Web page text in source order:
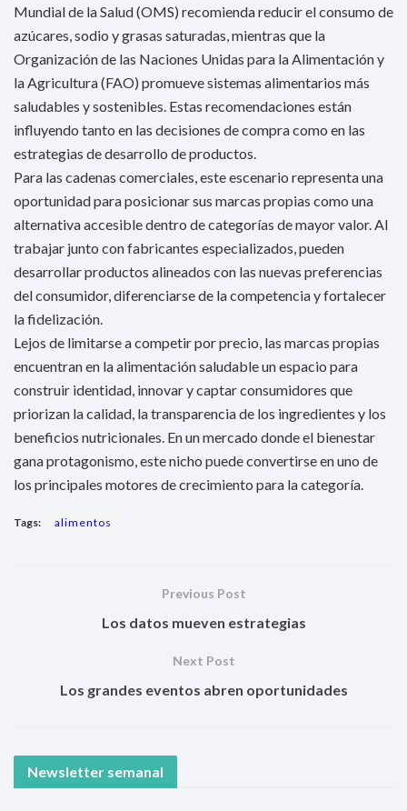
Mundial de la Salud (OMS) recomienda reducir el consumo de
azúcares, sodio y grasas saturadas, mientras que la
Organización de las Naciones Unidas para la Alimentación y
la Agricultura (FAO) promueve sistemas alimentarios más
saludables y sostenibles. Estas recomendaciones están
influyendo tanto en las decisiones de compra como en las
estrategias de desarrollo de productos.
Para las cadenas comerciales, este escenario representa una
oportunidad para posicionar sus marcas propias como una
alternativa accesible dentro de categorías de mayor valor. Al
trabajar junto con fabricantes especializados, pueden
desarrollar productos alineados con las nuevas preferencias
del consumidor, diferenciarse de la competencia y fortalecer
la fidelización.
Lejos de limitarse a competir por precio, las marcas propias
encuentran en la alimentación saludable un espacio para
construir identidad, innovar y captar consumidores que
priorizan la calidad, la transparencia de los ingredientes y los
beneficios nutricionales. En un mercado donde el bienestar
gana protagonismo, este nicho puede convertirse en uno de
los principales motores de crecimiento para la categoría.
Tags: alimentos
Previous Post
Los datos mueven estrategias
Next Post
Los grandes eventos abren oportunidades
Newsletter semanal